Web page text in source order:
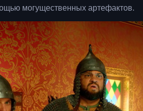
могущественных артефактов.